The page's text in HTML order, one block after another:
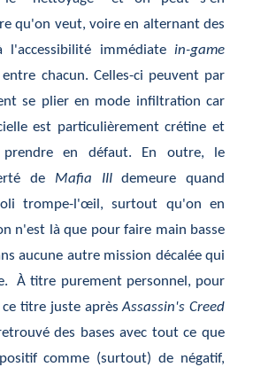
qu'on veut, voire en alternant des
l'accessibilité immédiate in-game
chacun. Celles-ci peuvent par
se plier en mode infiltration car
est particulièrement crétine et
en défaut. En outre, le
de Mafia IIIdemeure quand
trompe-l'œil, surtout qu'on en
n'est là que pour faire main basse
aucune autre mission décalée qui
À titre purement personnel, pour
ce titre juste aprèsAssassin's Creed
des bases avec tout ce que
comme (surtout) de négatif,